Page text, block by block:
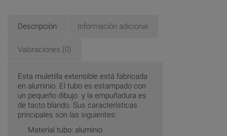
Descripción Información adicional
Valoraciones (0)
Esta muletilla extensible está fabricada
en aluminio. El tubo es estampado con
un pequeño dibujo y la empuñadura es
de tacto blando. Sus características
principales son las siguientes:
Material tubo: aluminio